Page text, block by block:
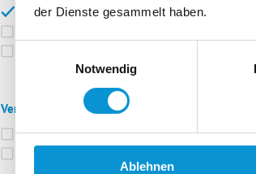
der Dienste gesammelt haben.
Notwendig
Ablehnen
Bettwäsche inkl.
Verpflegung:
Brötchenservice
Frühstück
Vollpension möglich